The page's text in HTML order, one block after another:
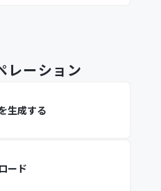
レーション
生成する
ード